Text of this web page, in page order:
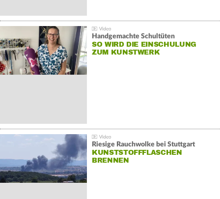
Handgemachte Schultüten
SO WIRD DIE EINSCHULUNG
ZUM KUNSTWERK
Riesige Rauchwolke bei Stuttgart
KUNSTSTOFFFLASCHEN
BRENNEN